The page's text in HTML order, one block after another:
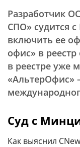
Разработчик
СПО» судится
включить ее
офис» в
в реестре уже
«АльтерОфис»
Суд с
Как выяснил